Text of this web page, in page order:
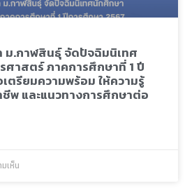
ม.กาฬสินธุ์ จัดปัจฉิมนิเทศ
าสตร์ ภาคการศึกษาที่ 1 ปี
ตรียมความพร้อม ให้ความรู้
พ และแนวทางการศึกษาต่อ
เห็น